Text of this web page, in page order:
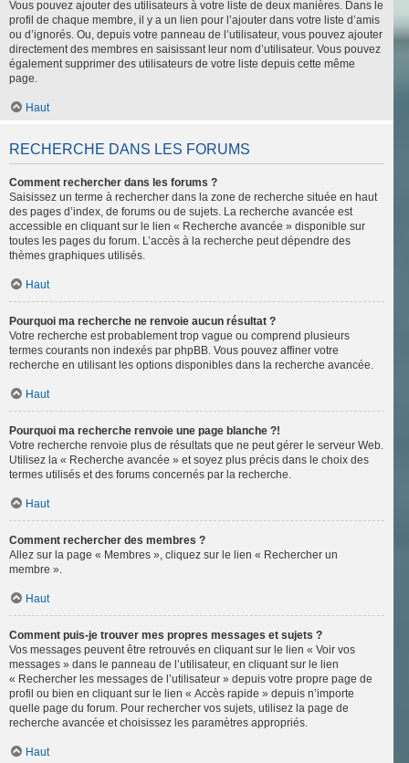
Vous pouvez ajouter des utilisateurs à votre liste de deux manières. Dans le
profil de chaque membre, il y a un lien pour l’ajouter dans votre liste d’amis
ou d’ignorés. Ou, depuis votre panneau de l’utilisateur, vous pouvez ajouter
directement des membres en saisissant leur nom d’utilisateur. Vous pouvez
également supprimer des utilisateurs de votre liste depuis cette même
page.
Haut
RECHERCHE DANS LES FORUMS
Comment rechercher dans les forums ?
Saisissez un terme à rechercher dans la zone de recherche située en haut
des pages d’index, de forums ou de sujets. La recherche avancée est
accessible en cliquant sur le lien « Recherche avancée » disponible sur
toutes les pages du forum. L’accès à la recherche peut dépendre des
thèmes graphiques utilisés.
Haut
Pourquoi ma recherche ne renvoie aucun résultat ?
Votre recherche est probablement trop vague ou comprend plusieurs
termes courants non indexés par phpBB. Vous pouvez affiner votre
recherche en utilisant les options disponibles dans la recherche avancée.
Haut
Pourquoi ma recherche renvoie une page blanche ?!
Votre recherche renvoie plus de résultats que ne peut gérer le serveur Web.
Utilisez la « Recherche avancée » et soyez plus précis dans le choix des
termes utilisés et des forums concernés par la recherche.
Haut
Comment rechercher des membres ?
Allez sur la page « Membres », cliquez sur le lien « Rechercher un
membre ».
Haut
Comment puis-je trouver mes propres messages et sujets ?
Vos messages peuvent être retrouvés en cliquant sur le lien « Voir vos
messages » dans le panneau de l’utilisateur, en cliquant sur le lien
« Rechercher les messages de l’utilisateur » depuis votre propre page de
profil ou bien en cliquant sur le lien « Accès rapide » depuis n’importe
quelle page du forum. Pour rechercher vos sujets, utilisez la page de
recherche avancée et choisissez les paramètres appropriés.
Haut